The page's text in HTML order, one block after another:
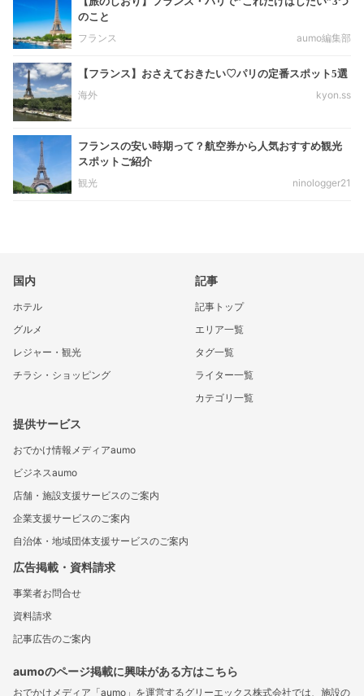
のこと
フランス
aumo編集部
【フランス】おさえておきたい♡パリの定番スポット5選
海外
kyon.ss
フランスの安い時期って？航空券から人気おすすめ観光
スポットご紹介
観光
ninologger21
国内
ホテル
グルメ
レジャー・観光
チラシ・ショッピング
記事
記事トップ
エリア一覧
タグ一覧
ライター一覧
カテゴリ一覧
提供サービス
おでかけ情報メディアaumo
ビジネスaumo
店舗・施設支援サービスのご案内
企業支援サービスのご案内
自治体・地域団体支援サービスのご案内
広告掲載・資料請求
事業者お問合せ
資料請求
記事広告のご案内
aumoのページ掲載に興味がある方はこちら
おでかけメディア「aumo」を運営するグリーエックス株式会社では、施設の